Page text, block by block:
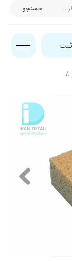
ثبت
جستجو